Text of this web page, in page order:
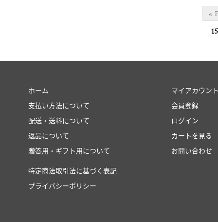
«
15
ホーム
支払い方法について
配送・送料について
返品について
贈答用・ギフト用について
特定商法取引法に基づく表記
プライバシーポリシー
マイアカウン
会員登録
ログイン
カートを見る
お問い合わせ